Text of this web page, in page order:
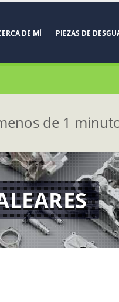
DE MÍ PIEZAS DE
de 1